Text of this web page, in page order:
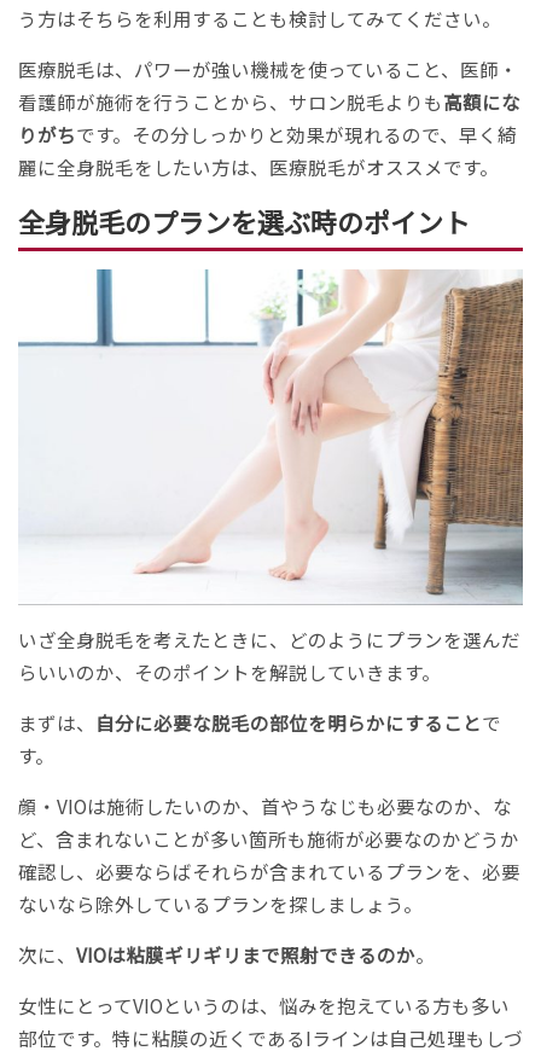
う方はそちらを利用することも検討してみてください。
医療脱毛は、パワーが強い機械を使っていること、医師・
看護師が施術を行うことから、サロン脱毛よりも高額にな
りがちです。その分しっかりと効果が現れるので、早く綺
麗に全身脱毛をしたい方は、医療脱毛がオススメです。
全身脱毛のプランを選ぶ時のポイント
いざ全身脱毛を考えたときに、どのようにプランを選んだ
らいいのか、そのポイントを解説していきます。
まずは、 自分に必要な脱毛の部位を明らかにすることで
す。
顔・VIOは施術したいのか、首やうなじも必要なのか、な
ど、含まれないことが多い箇所も施術が必要なのかどうか
確認し、必要ならばそれらが含まれているプランを、必要
ないなら除外しているプランを探しましょう。
次に、 VIOは粘膜ギリギリまで照射できるのか。
女性にとってVIOというのは、悩みを抱えている方も多い
部位です。特に粘膜の近くであるIラインは自己処理もしづ